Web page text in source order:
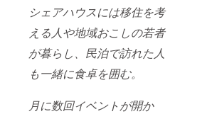
シェアハウスには移住を考
える人や地域おこしの若者
が暮らし、民泊で訪れた人
も一緒に食卓を囲む。
月に数回イベントが開か